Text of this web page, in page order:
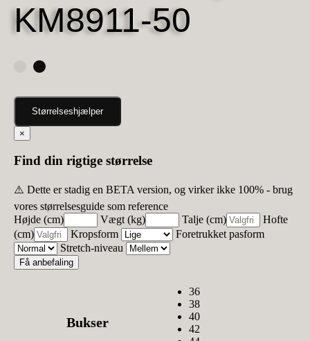
KM8911-50
Størrelseshjælper
×
Find din rigtige størrelse
⚠️ Dette er stadig en BETA version, og virker ikke 100% - brug
vores størrelsesguide som reference
Højde (cm)
Vægt (kg) Talje (cm)
Hofte
(cm)
Kropsform
Foretrukket pasform
Stretch-niveau
Få anbefaling
Bukser
36
38
40
42